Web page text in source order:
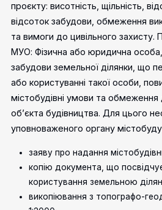
проєкту: висотність, щільність,
відсоток забудови, обмеження
та вимоги до цивільного захисту.
МУО: Фізична або юридична
забудови земельної ділянки, що
або користуванні такої особи,
містобудівні умови та
об’єкта будівництва. Для цього
уповноваженого органу
заяву про надання
копію документа, що
користування земельною
викопіювання з топографо-